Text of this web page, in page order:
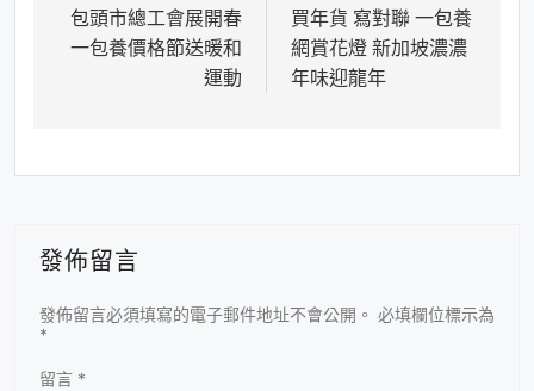
章
包頭市總工會展開春
一包養價格節送暖和
運動
買年貨 寫對聯 一包養
網賞花燈 新加坡濃濃
年味迎龍年
發佈留言
發佈留言必須填寫的電子郵件地址不會公開。 必填欄位標示為
*
留言 *